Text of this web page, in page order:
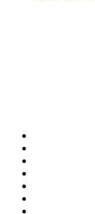
ERSTES
SEEBAD
Sommerfrische
seit
1793.